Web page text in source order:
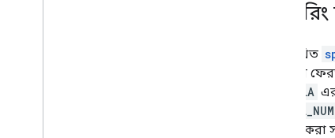
নিম্নলিখিত
রেসপন্সে
FORMULA
সেটিংও